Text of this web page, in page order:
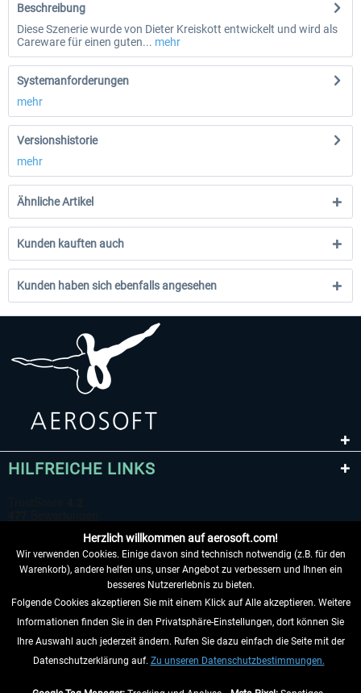
Beschreibung
Diese Szenerie wurde von Dieter Kreiskott entwickelt und wird als
Careware für einen guten... mehr
Systemanforderungen
mehr
Versionshistorie
mehr
Ähnliche Artikel
Kunden kauften auch
Kunden haben sich ebenfalls angesehen
HILFREICHE LINKS
VERTRAG WIDERRUFEN
INFORMATIONEN
Herzlich willkommen auf aerosoft.com!
Wir verwenden Cookies. Einige davon sind technisch notwendig (z.B. für den
Warenkorb), andere helfen uns, unser Angebot zu verbessern und Ihnen ein
besseres Nutzererlebnis zu bieten.
Folgende Cookies akzeptieren Sie mit einem Klick auf Alle akzeptieren. Weitere
Informationen finden Sie in den Privatsphäre-Einstellungen, dort können Sie
Ihre Auswahl auch jederzeit ändern. Rufen Sie dazu einfach die Seite mit der
Datenschutzerklärung auf. Zu unseren Datenschutzbestimmungen.